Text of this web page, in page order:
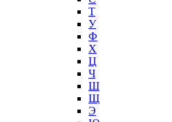
Т
У
Ф
Х
Ц
Ч
Ш
Щ
Э